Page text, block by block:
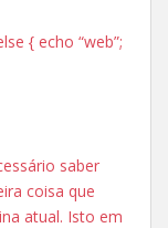
{ echo “web”;
saber
coisa que
atual. Isto em